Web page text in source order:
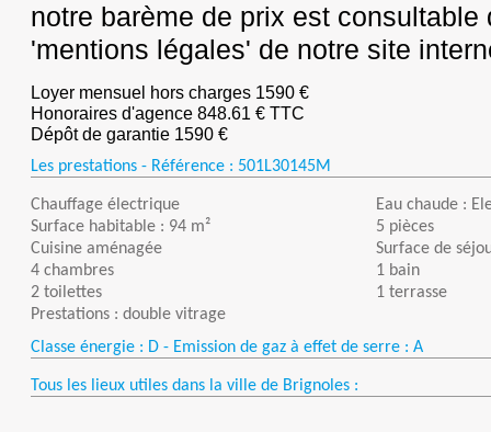
notre barème de prix est consultable
'mentions légales' de notre site
Loyer mensuel hors charges 1590 €
Honoraires d'agence 848.61 € TTC
Dépôt de garantie 1590 €
Les prestations - Référence : 501L30145M
Chauffage électrique
Eau chaude :
Surface habitable : 94 m²
5 pièces
Cuisine aménagée
Surface de
4 chambres
1 bain
2 toilettes
1 terrasse
Prestations : double vitrage
Classe énergie : D - Emission de gaz à effet de serre : A
Tous les lieux utiles dans la ville de Brignoles :